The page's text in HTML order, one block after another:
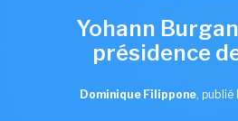
Yohann
présidence
Dominique Filippone, publié